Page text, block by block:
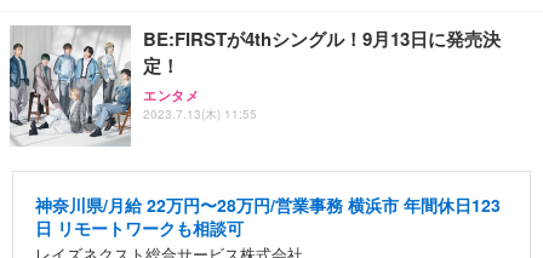
BE:FIRSTが4thシングル！9月13日に発売決
定！
エンタメ
2023.7.13(木) 11:55
神奈川県/月給 22万円〜28万円/営業事務 横浜市 年間休日123
日 リモートワークも相談可